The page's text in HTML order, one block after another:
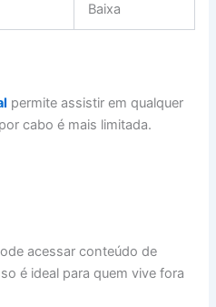
Baixa
permite assistir em qualquer
cabo é mais limitada.
acessar conteúdo de
é ideal para quem vive fora